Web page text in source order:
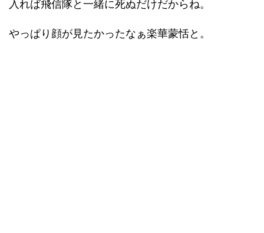
入れば飛信隊と一緒に死ぬだけだからね。
やっぱり顔が見たかったなぁ楽華蒙恬と。